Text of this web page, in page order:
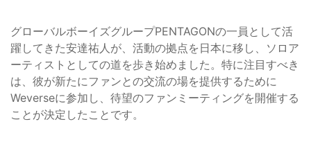
グローバルボーイズグループPENTAGONの一員として活
躍してきた安達祐人が、活動の拠点を日本に移し、ソロア
ーティストとしての道を歩き始めました。特に注目すべき
は、彼が新たにファンとの交流の場を提供するために
Weverseに参加し、待望のファンミーティングを開催する
ことが決定したことです。